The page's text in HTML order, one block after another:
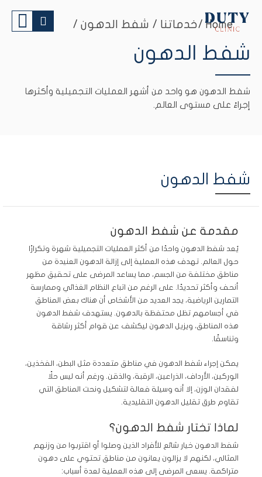
Home خدماتنا / شفط الدهون /
شفط الدهون
شفط الدهون هو واحد من أشهر العمليات التجميلية وأكثرها
إجراءً على مستوى العالم.
شفط الدهون
مقدمة عن شفط الدهون
يُعد شفط الدهون واحدًا من أكثر العمليات التجميلية شهرة وتكرارًا
حول العالم. تهدف هذه العملية إلى إزالة الدهون العنيدة من
مناطق مختلفة من الجسم، مما يساعد المرضى على تحقيق مظهر
أنحف وأكثر تحديدًا. على الرغم من اتباع النظام الغذائي وممارسة
التمارين الرياضية، يجد العديد من الأشخاص أن هناك بعض المناطق
في أجسامهم تظل محتفظة بالدهون. يستهدف شفط الدهون
هذه المناطق، ويزيل الدهون ليكشف عن قوام أكثر رشاقة
وتناسقًا.
يمكن إجراء شفط الدهون في مناطق متعددة مثل البطن، الفخذين،
الوركين، الأرداف، الذراعين، الرقبة، والذقن. ورغم أنه ليس حلًا
لفقدان الوزن، إلا أنه وسيلة فعالة لتشكيل ونحت المناطق التي
تقاوم طرق تقليل الدهون التقليدية.
لماذا تختار شفط الدهون؟
شفط الدهون خيار شائع للأفراد الذين وصلوا أو اقتربوا من وزنهم
المثالي، لكنهم لا يزالون يعانون من مناطق تحتوي على دهون
متراكمة. يسعى المرضى إلى هذه العملية لعدة أسباب: